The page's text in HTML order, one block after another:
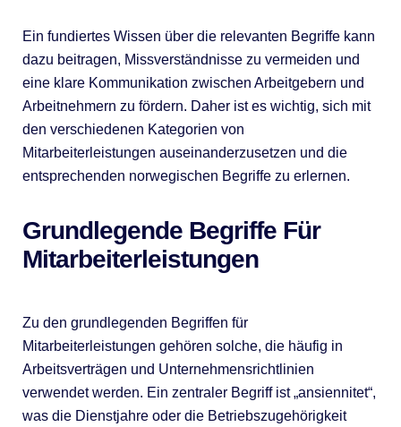
Ein fundiertes Wissen über die relevanten Begriffe kann
dazu beitragen, Missverständnisse zu vermeiden und
eine klare Kommunikation zwischen Arbeitgebern und
Arbeitnehmern zu fördern. Daher ist es wichtig, sich mit
den verschiedenen Kategorien von
Mitarbeiterleistungen auseinanderzusetzen und die
entsprechenden norwegischen Begriffe zu erlernen.
Grundlegende Begriffe Für
Mitarbeiterleistungen
Zu den grundlegenden Begriffen für
Mitarbeiterleistungen gehören solche, die häufig in
Arbeitsverträgen und Unternehmensrichtlinien
verwendet werden. Ein zentraler Begriff ist „ansiennitet“,
was die Dienstjahre oder die Betriebszugehörigkeit